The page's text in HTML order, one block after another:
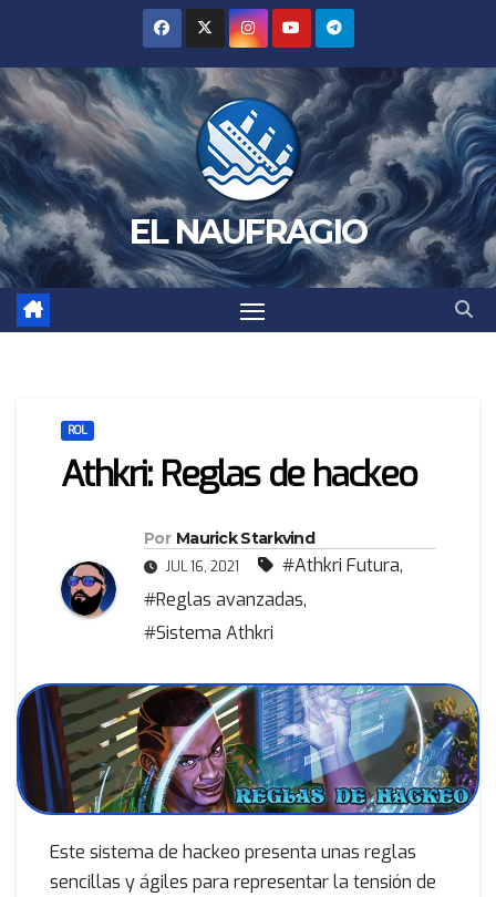
contenido
EL NAUFRAGIO
ROL
Athkri: Reglas de hackeo
Por Maurick Starkvind
JUL 16, 2021 #Athkri Futura,
#Reglas avanzadas,
#Sistema Athkri
Este sistema de hackeo presenta unas reglas
sencillas y ágiles para representar la tensión de